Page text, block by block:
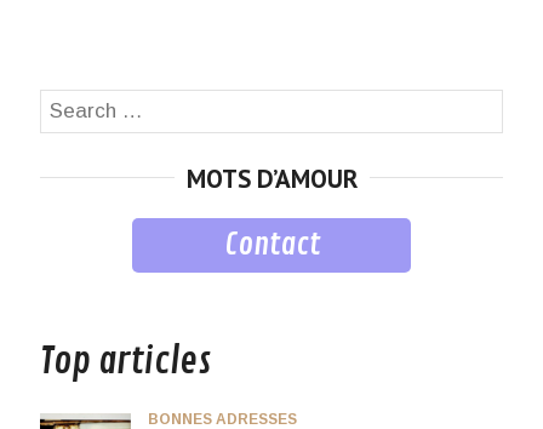
Search
MOTS D’AMOUR
Contact
Top articles